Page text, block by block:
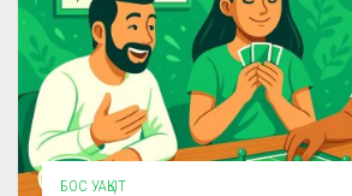
БОС УАҚЫТ